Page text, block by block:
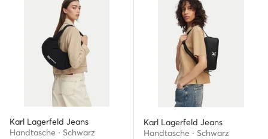
Karl Lagerfeld Jeans
Handtasche · Schwarz
Karl Lagerfeld Jeans
Handtasche · Schwarz